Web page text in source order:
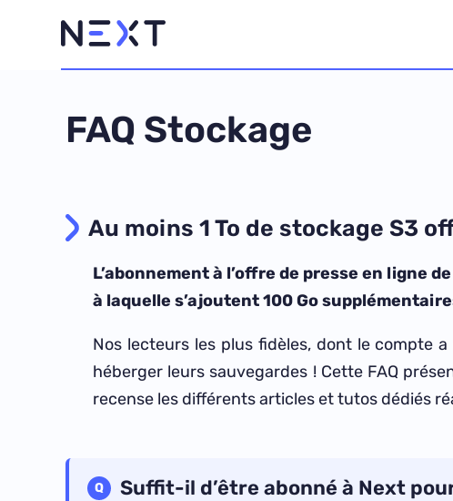
FAQ Stockage
Au moins 1 To de stockage S3
L’abonnement à l’offre de presse en ligne
à laquelle s’ajoutent 100 Go
Nos lecteurs les plus fidèles, dont le compte
héberger leurs sauvegardes ! Cette FAQ
recense les différents articles et tutos dédiés
Suffit-il d’être abonné à Next